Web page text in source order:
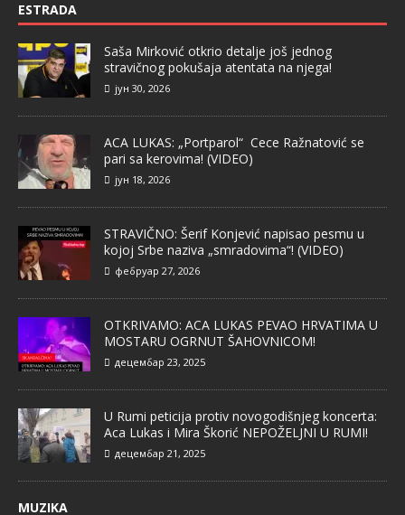
ESTRADA
Saša Mirković otkrio detalje još jednog
stravičnog pokušaja atentata na njega!
јун 30, 2026
ACA LUKAS: „Portparol“ Cece Ražnatović se
pari sa kerovima! (VIDEO)
јун 18, 2026
STRAVIČNO: Šerif Konjević napisao pesmu u
kojoj Srbe naziva „smradovima“! (VIDEO)
фебруар 27, 2026
OTKRIVAMO: ACA LUKAS PEVAO HRVATIMA U
MOSTARU OGRNUT ŠAHOVNICOM!
децембар 23, 2025
U Rumi peticija protiv novogodišnjeg koncerta:
Aca Lukas i Mira Škorić NEPOŽELJNI U RUMI!
децембар 21, 2025
MUZIKA